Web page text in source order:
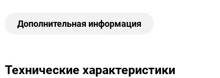
Дополнительная информация
Технические характеристики